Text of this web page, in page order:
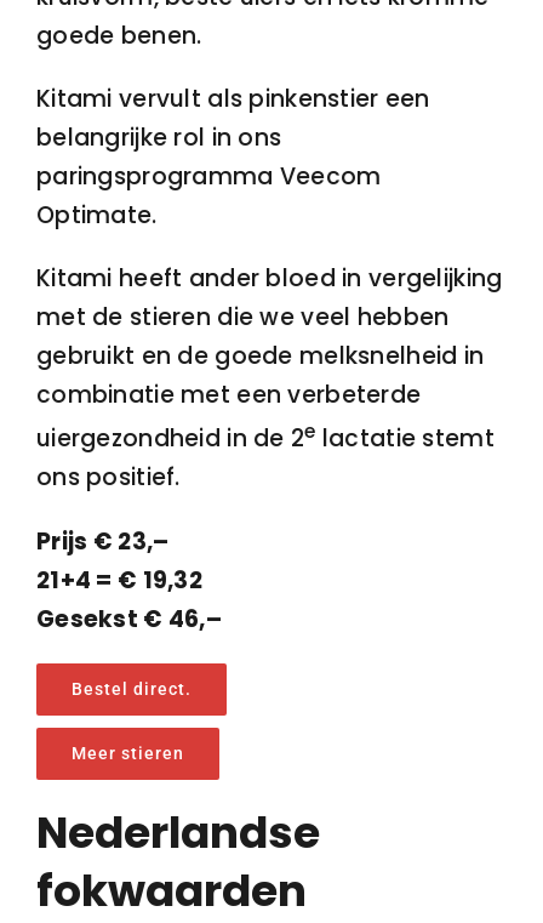
goede benen.
Kitami vervult als pinkenstier een
belangrijke rol in ons
paringsprogramma Veecom
Optimate.
Kitami heeft ander bloed in vergelijking
met de stieren die we veel hebben
gebruikt en de goede melksnelheid in
combinatie met een verbeterde
uiergezondheid in de 2e lactatie stemt
ons positief.
Prijs € 23,–
21+4 = € 19,32
Gesekst € 46,–
Bestel direct.
Meer stieren
Nederlandse
fokwaarden